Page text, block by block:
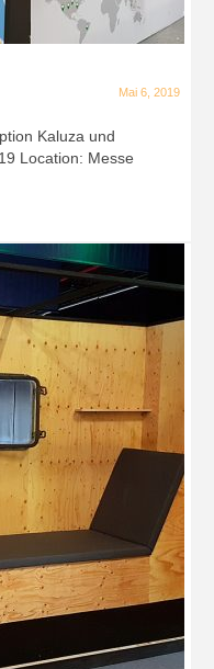
Mai 6, 2019
Kaluza und
Location: Messe